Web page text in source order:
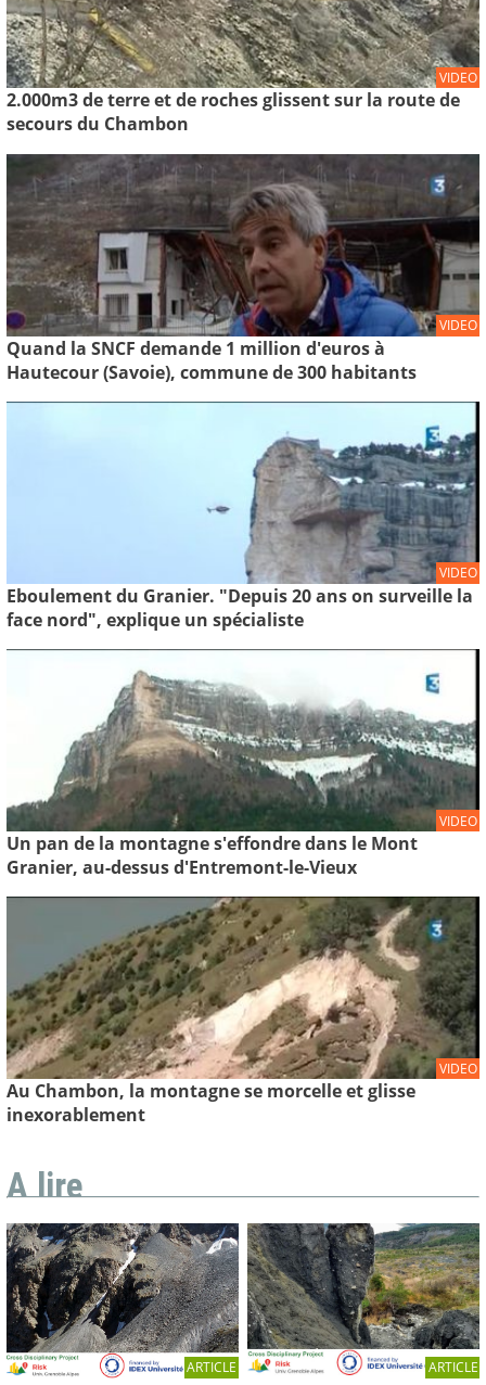
VIDEO
2.000m3 de terre et de roches glissent sur la route de
secours du Chambon
VIDEO
Quand la SNCF demande 1 million d'euros à
Hautecour (Savoie), commune de 300 habitants
VIDEO
Eboulement du Granier. "Depuis 20 ans on surveille la
face nord", explique un spécialiste
VIDEO
Un pan de la montagne s'effondre dans le Mont
Granier, au-dessus d'Entremont-le-Vieux
VIDEO
Au Chambon, la montagne se morcelle et glisse
inexorablement
A lire
ARTICLE ARTICLE